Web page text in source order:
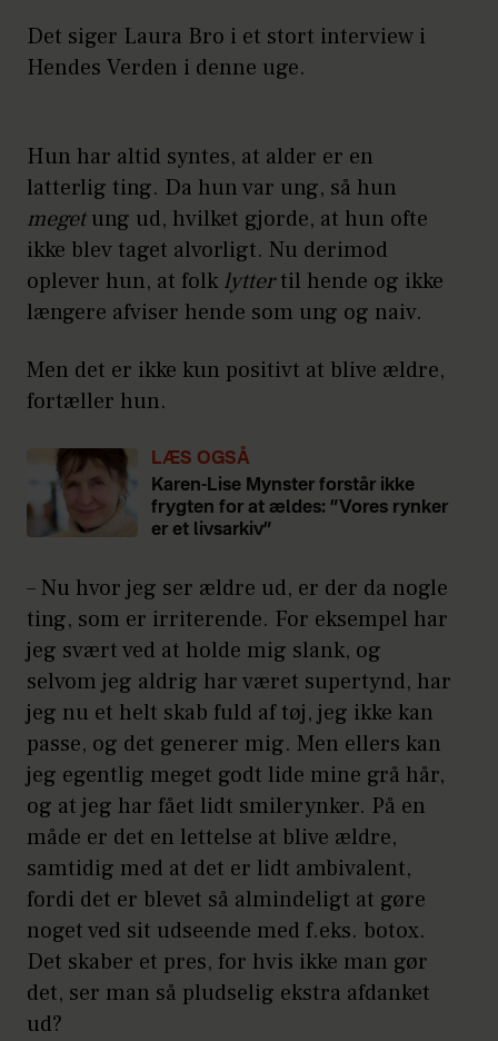
Det siger Laura Bro i et stort interview i
Hendes Verden i denne uge.
Hun har altid syntes, at alder er en
latterlig ting. Da hun var ung, så hun
meget ung ud, hvilket gjorde, at hun ofte
ikke blev taget alvorligt. Nu derimod
oplever hun, at folk lyttertil hende og ikke
længere afviser hende som ung og naiv.
Men det er ikke kun positivt at blive ældre,
fortæller hun.
LÆS OGSÅ
Karen-Lise Mynster forstår ikke
frygten for at ældes: ”Vores rynker
er et livsarkiv”
– Nu hvor jeg ser ældre ud, er der da nogle
ting, som er irriterende. For eksempel har
jeg svært ved at holde mig slank, og
selvom jeg aldrig har været supertynd, har
jeg nu et helt skab fuld af tøj, jeg ikke kan
passe, og det generer mig. Men ellers kan
jeg egentlig meget godt lide mine grå hår,
og at jeg har fået lidt smilerynker. På en
måde er det en lettelse at blive ældre,
samtidig med at det er lidt ambivalent,
fordi det er blevet så almindeligt at gøre
noget ved sit udseende med f.eks. botox.
Det skaber et pres, for hvis ikke man gør
det, ser man så pludselig ekstra afdanket
ud?